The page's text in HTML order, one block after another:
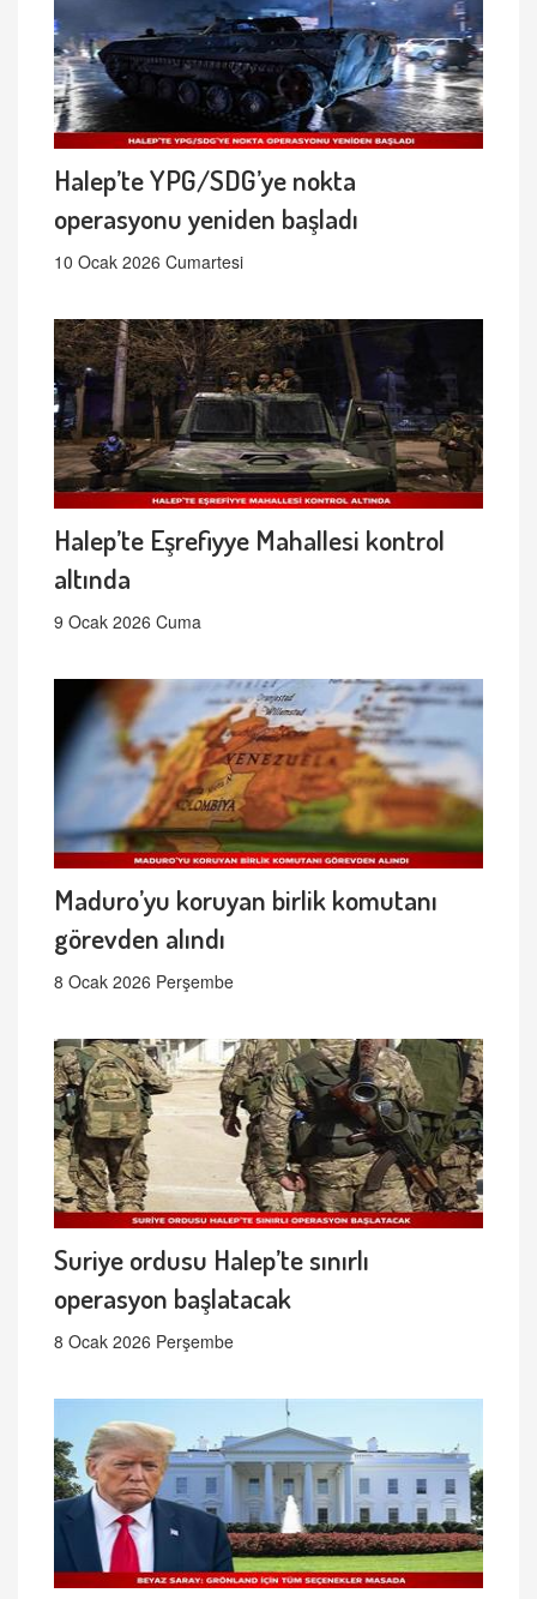
Halep’te YPG/SDG’ye nokta
operasyonu yeniden başladı
10 Ocak 2026 Cumartesi
Halep’te Eşrefiyye Mahallesi kontrol
altında
9 Ocak 2026 Cuma
Maduro’yu koruyan birlik komutanı
görevden alındı
8 Ocak 2026 Perşembe
Suriye ordusu Halep’te sınırlı
operasyon başlatacak
8 Ocak 2026 Perşembe